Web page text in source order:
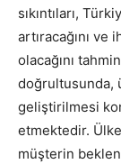
sıkıntıları,
artıracağını
olacağını
doğrultusunda,
geliştirilmesi
etmektedir.
müşterin